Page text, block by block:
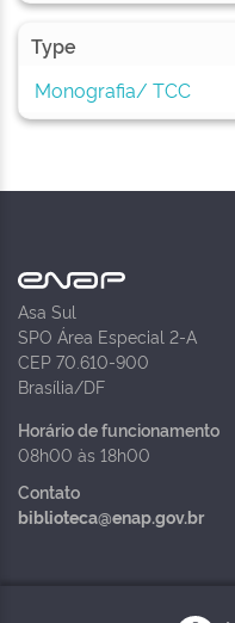
Type
Monografia/ TCC
Asa Sul
SPO Área Especial 2-A
CEP 70.610-900
Brasília/DF
Horário de funcionamento
08h00 às 18h00
Contato
biblioteca@enap.gov.br